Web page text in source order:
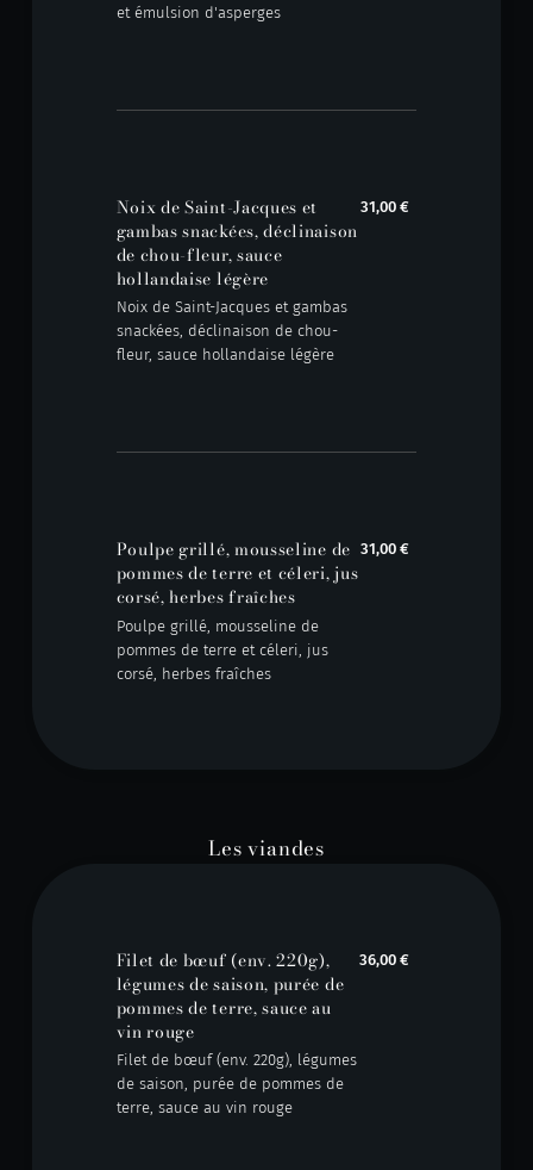
et émulsion d'asperges
Noix de Saint-Jacques et
gambas snackées, déclinaison
de chou-fleur, sauce
hollandaise légère
Noix de Saint-Jacques et gambas
snackées, déclinaison de chou-
fleur, sauce hollandaise légère
31,00 €
Poulpe grillé, mousseline de
pommes de terre et céleri, jus
corsé, herbes fraîches
Poulpe grillé, mousseline de
pommes de terre et céleri, jus
corsé, herbes fraîches
31,00 €
Les viandes
Filet de bœuf (env. 220g),
légumes de saison, purée de
pommes de terre, sauce au
vin rouge
Filet de bœuf (env. 220g), légumes
de saison, purée de pommes de
terre, sauce au vin rouge
36,00 €